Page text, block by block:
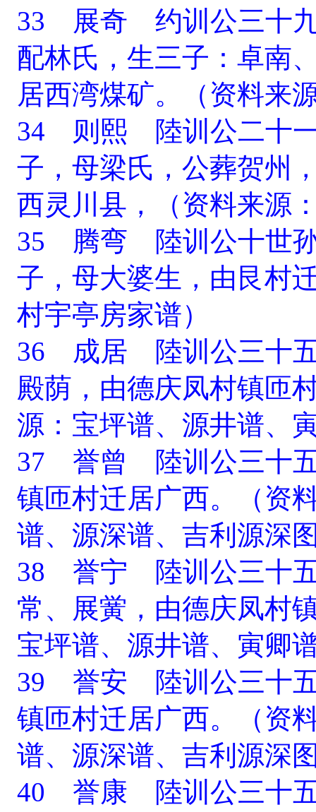
33 展奇 约训公三十九
配林氏，生三子：卓南
居西湾煤矿。（资料来
34 则熙 陸训公二十
子，母梁氏，公葬贺州
西灵川县，（资料来源
35 腾弯 陸训公十世孙
子，母大婆生，由艮村
村宇亭房家谱）
36 成居 陸训公三十五
殿荫，由德庆凤村镇匝
源：宝坪谱、源井谱、
37 誉曾 陸训公三十五
镇匝村迁居广西。（资
谱、源深谱、吉利源深
38 誉宁 陸训公三十五
常、展黉，由德庆凤村
宝坪谱、源井谱、寅卿
39 誉安 陸训公三十五
镇匝村迁居广西。（资
谱、源深谱、吉利源深
40 誉康 陸训公三十五